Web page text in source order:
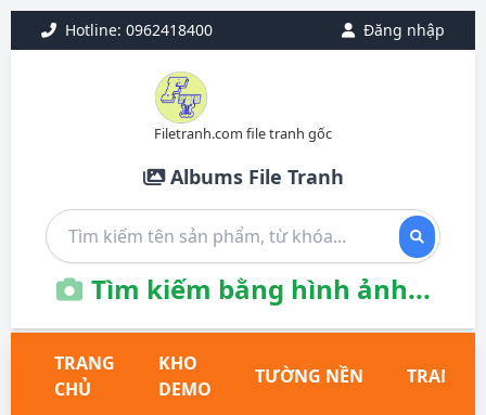
Hotline: 0962418400 Đăng nhập
Filetranh.com file tranh gốc
Albums File Tranh
Tìm kiếm bằng hình ảnh...
TRANG
CHỦ
KHO
DEMO
TƯỜNG NỀN TRANH